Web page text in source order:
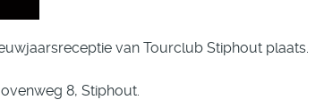
van Tourclub Stiphout plaats.
8, Stiphout.